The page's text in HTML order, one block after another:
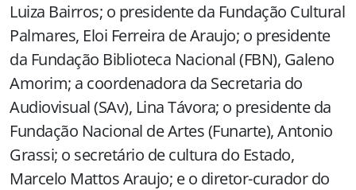
Luiza Bairros; o presidente da Fundação Cultural
Palmares, Eloi Ferreira de Araujo; o presidente
da Fundação Biblioteca Nacional (FBN), Galeno
Amorim; a coordenadora da Secretaria do
Audiovisual (SAv), Lina Távora; o presidente da
Fundação Nacional de Artes (Funarte), Antonio
Grassi; o secretário de cultura do Estado,
Marcelo Mattos Araujo; e o diretor-curador do